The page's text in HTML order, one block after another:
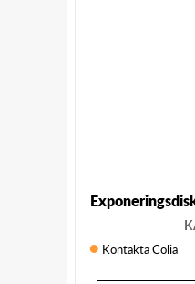
Kontakta Colia